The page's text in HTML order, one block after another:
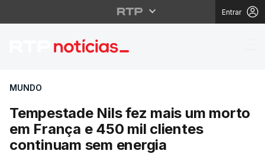
Entrar
Tempestade Nils fez
MUNDO
Tempestade Nils fez mais um morto
em França e 450 mil clientes
continuam sem energia